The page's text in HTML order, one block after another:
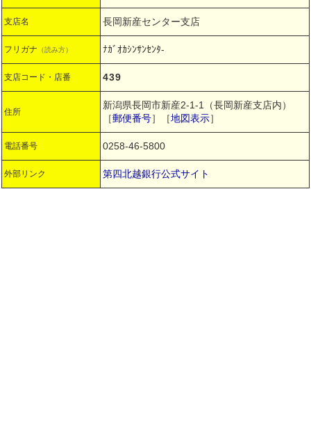
支店名 長岡新産センター支店
フリガナ （読み方） ﾅｶﾞｵｶｼﾝｻﾝｾﾝﾀ-
支店コード・店番 439
住所
新潟県長岡市新産2-1-1（長岡新産支店内）
［郵便番号］［地図表示］
電話番号 0258-46-5800
外部リンク 第四北越銀行公式サイト